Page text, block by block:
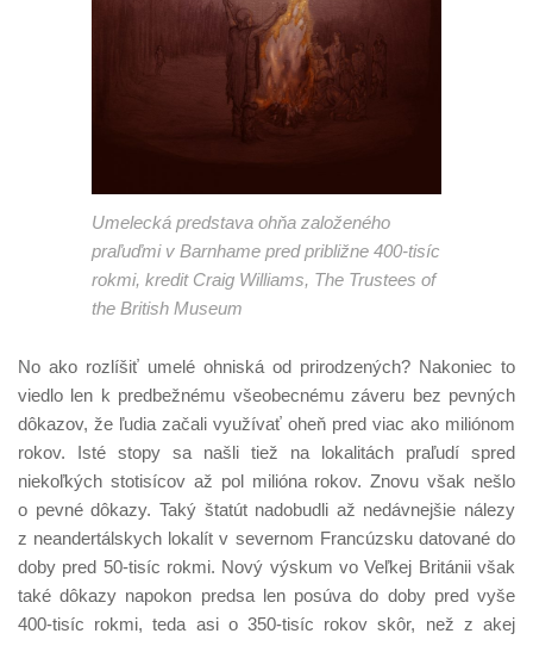
Umelecká predstava ohňa založeného
praľuďmi v Barnhame pred približne 400-tisíc
rokmi, kredit Craig Williams, The Trustees of
the British Museum
No ako rozlíšiť umelé ohniská od prirodzených? Nakoniec to
viedlo len k predbežnému všeobecnému záveru bez pevných
dôkazov, že ľudia začali využívať oheň pred viac ako miliónom
rokov. Isté stopy sa našli tiež na lokalitách praľudí spred
niekoľkých stotisícov až pol milióna rokov. Znovu však nešlo
o pevné dôkazy. Taký štatút nadobudli až nedávnejšie nálezy
z neandertálskych lokalít v severnom Francúzsku datované do
doby pred 50-tisíc rokmi. Nový výskum vo Veľkej Británii však
také dôkazy napokon predsa len posúva do doby pred vyše
400-tisíc rokmi, teda asi o 350-tisíc rokov skôr, než z akej